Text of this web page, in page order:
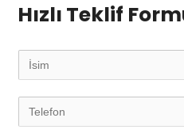
Hızlı Teklif